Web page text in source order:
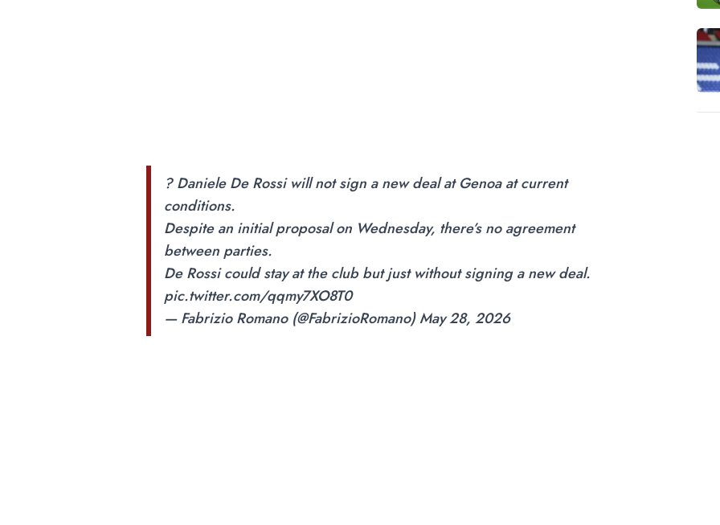
? Daniele De Rossi will not sign a new deal at Genoa at current
conditions.
Despite an initial proposal on Wednesday, there’s no agreement
between parties.
De Rossi could stay at the club but just without signing a new deal.
pic.twitter.com/qqmy7XO8T0
— Fabrizio Romano (@FabrizioRomano)May 28, 2026